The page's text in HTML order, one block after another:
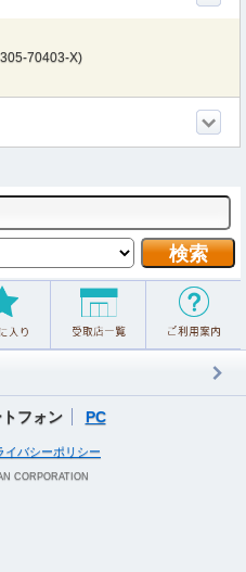
70403-X)
フォン PC
イバシーポリシー
CORPORATION